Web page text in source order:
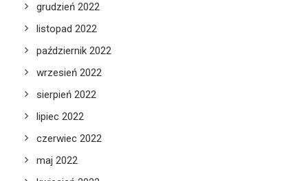
grudzień 2022
listopad 2022
październik 2022
wrzesień 2022
sierpień 2022
lipiec 2022
czerwiec 2022
maj 2022